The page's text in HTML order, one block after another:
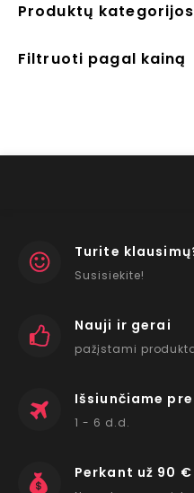
Produktų kategorijos
Filtruoti pagal kainą
Turite
Susisiekite!
Nauji ir gerai
pažįstami
Išsiunčiame
1 - 6 d.d.
Perkant už 90 €